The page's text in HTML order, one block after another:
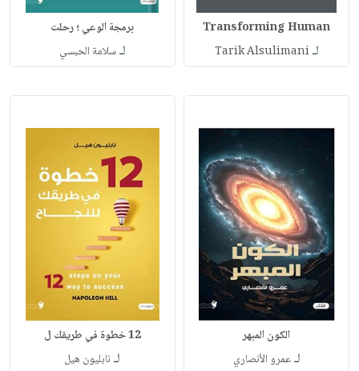
Transforming Human
لـTarik Alsulimani
برمجة الوعي ؛ رحلت
لـسلامة الحبسي
الكون المبهر
لـعمرو الأنصاري
12 خطوة في طريقك ل
لـ نابليون هيل